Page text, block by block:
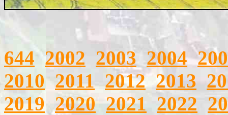
644 2002 2003 2004
2010 2011 2012 2013
2019 2020 2021 2022